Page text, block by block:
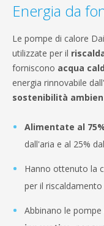
Energia da
Le pompe di calore
utilizzate per il
forniscono acqua
energia rinnovabile
sostenibilità
Alimentate al
dall'aria e al 25%
Hanno ottenuto la
per il riscaldamento
Abbinano le